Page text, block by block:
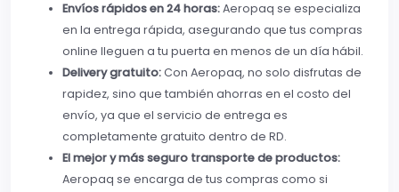
Envíos rápidos en 24 horas:Aeropaq se especializa
en la entrega rápida, asegurando que tus compras
online lleguen a tu puerta en menos de un día hábil.
Delivery gratuito:Con Aeropaq, no solo disfrutas de
rapidez, sino que también ahorras en el costo del
envío, ya que el servicio de entrega es
completamente gratuito dentro de RD.
El mejor y más seguro transporte de productos:
Aeropaq se encarga de tus compras como si